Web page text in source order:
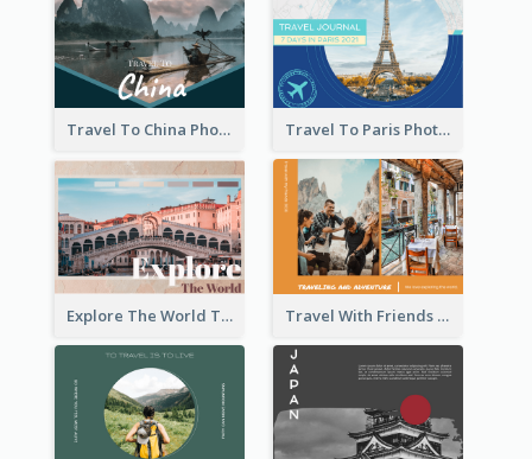
Travel To China Photo Book Travel To Paris Photo Book
Explore The World Travel Photo Book Travel With Friends Photo Book